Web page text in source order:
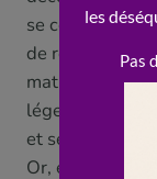
se coucher
de
matin (quand la
léger le soir
et se reposer
Or, et c’est